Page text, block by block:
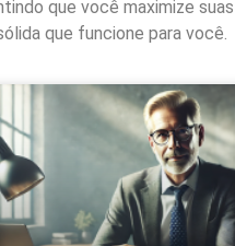
que você maximize
que funcione para você.